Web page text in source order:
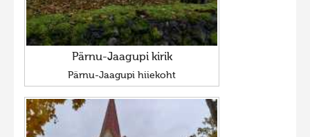
Pärnu-Jaagupi kirik
Pärnu-Jaagupi hiiekoht